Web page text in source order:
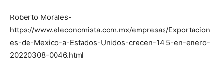
Roberto Morales-
https://www.eleconomista.com.mx/empresas/Exportacion
es-de-Mexico-a-Estados-Unidos-crecen-14.5-en-enero-
20220308-0046.html